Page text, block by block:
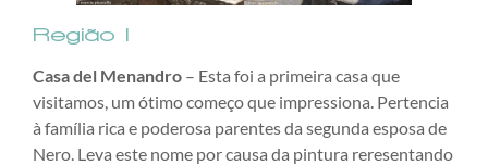
Região I
Casa del Menandro – Esta foi a primeira casa que
visitamos, um ótimo começo que impressiona. Pertencia
à família rica e poderosa parentes da segunda esposa de
Nero. Leva este nome por causa da pintura reresentando